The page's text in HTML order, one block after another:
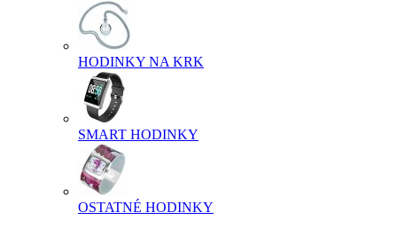
HODINKY NA KRK
SMART HODINKY
OSTATNÉ HODINKY